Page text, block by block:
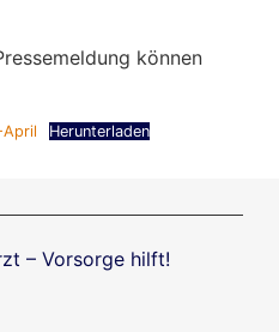
können
April Herunterladen
– Vorsorge hilft!